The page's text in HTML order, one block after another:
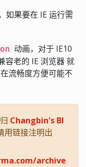
如果要在 IE 运行需
动画，对于 IE10
容老的 IE 浏览器 就
流畅度方便可能不
Changbin's Bl
用链接注明出
archive